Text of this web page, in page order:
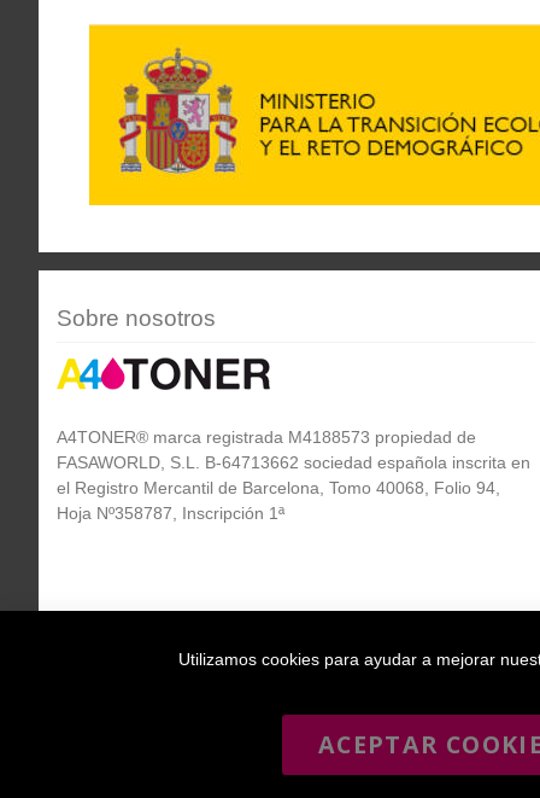
Sobre nosotros
A4TONER® marca registrada M4188573 propiedad de
FASAWORLD, S.L. B-64713662 sociedad española inscrita en
el Registro Mercantil de Barcelona, Tomo 40068, Folio 94,
Hoja Nº358787, Inscripción 1ª
Utilizamos cookies para ayudar a mejorar
ACEPTAR